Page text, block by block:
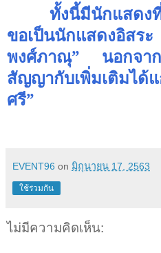
ทั้งนี้มีนักแสดง
ขอเป็นนักแสดงอิส
พงศ์ภาณุ” นอกจาก
สัญญากับเพิ่มเติมได้
ศรี”
EVENT96 on มิถุนายน 17, 2563
ใช้ร่วมกัน
ไม่มีความคิดเห็น: